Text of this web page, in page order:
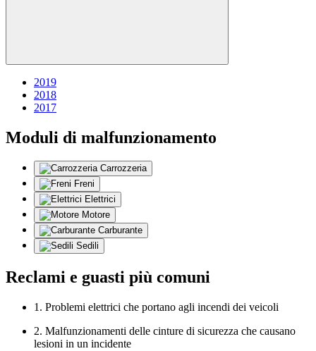
2019
2018
2017
Moduli di malfunzionamento
Carrozzeria
Freni
Elettrici
Motore
Carburante
Sedili
Reclami e guasti più comuni
1. Problemi elettrici che portano agli incendi dei veicoli
2. Malfunzionamenti delle cinture di sicurezza che causano
lesioni in un incidente